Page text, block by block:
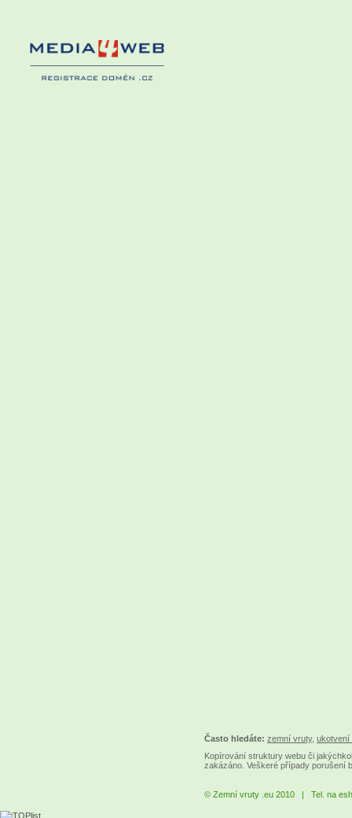
Často hledáte: zemní vruty, ukotvení
Kopírování struktury webu či
zakázáno. Veškeré případy porušení
© Zemní vruty .eu 2010 | Tel. na